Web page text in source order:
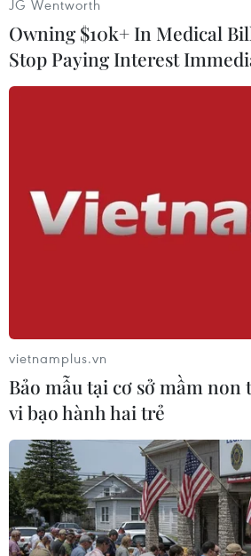
#tin tức thời sự
#VietnamPlus
Mỹ
Theo dõi VietnamPlus
JG Wentworth
Owning $10k+ In Medical
Stop Paying Interest
vietnamplus.vn
Bảo mẫu tại cơ sở mầm non
vi bạo hành hai trẻ